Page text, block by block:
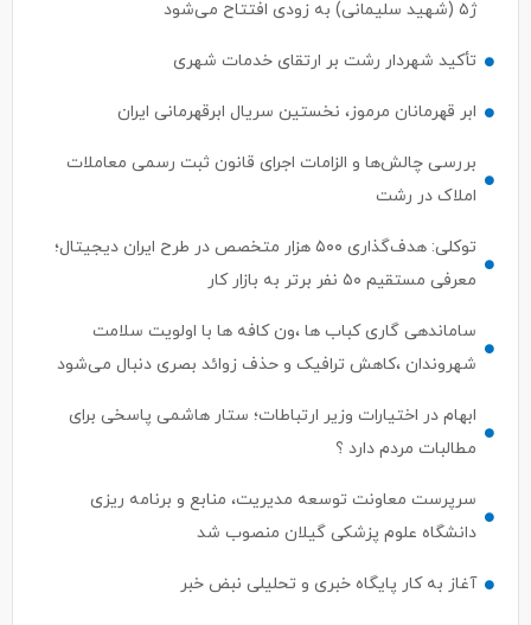
تأکید شهردار رشت بر ارتقای خدمات شهری
ابر قهرمانان مرموز، نخستین سریال ابرقهرمانی ایران
بررسی چالش‌ها و الزامات اجرای قانون ثبت رسمی معاملات
معرفی مستقیم ۵۰ نفر برتر به بازار کار
ساماندهی گاری کباب ها ،ون کافه ها با اولویت سلامت
شهروندان ،کاهش ترافیک و حذف زوائد بصری دنبال می‌شود
ابهام در اختیارات وزیر ارتباطات؛ ستار هاشمی پاسخی برای
سرپرست معاونت توسعه مدیریت، منابع و برنامه ریزی
آغاز به کار پایگاه خبری و تحلیلی نبض خبر
واردات بیش از ۸۴۰ هزار تن نهاده دامی از بنادر كاسپین و انزلی